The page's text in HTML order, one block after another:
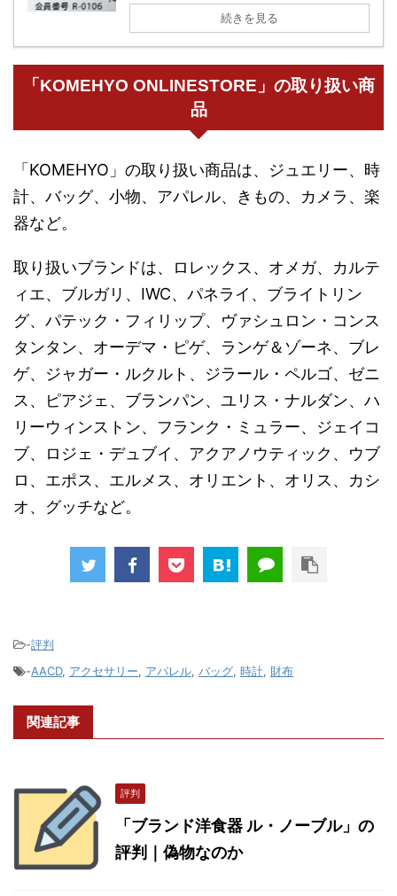
続きを見る
「KOMEHYO ONLINESTORE」の取り扱い商
品
「KOMEHYO」の取り扱い商品は、ジュエリー、時
計、バッグ、小物、アパレル、きもの、カメラ、楽
器など。
取り扱いブランドは、ロレックス、オメガ、カルテ
ィエ、ブルガリ、IWC、パネライ、ブライトリン
グ、パテック・フィリップ、ヴァシュロン・コンス
タンタン、オーデマ・ピゲ、ランゲ＆ゾーネ、ブレ
ゲ、ジャガー・ルクルト、ジラール・ペルゴ、ゼニ
ス、ピアジェ、ブランパン、ユリス・ナルダン、ハ
リーウィンストン、フランク・ミュラー、ジェイコ
ブ、ロジェ・デュブイ、アクアノウティック、ウブ
ロ、エポス、エルメス、オリエント、オリス、カシ
オ、グッチなど。
-評判
-AACD, アクセサリー, アパレル, バッグ, 時計, 財布
関連記事
評判
「ブランド洋食器 ル・ノーブル」の
評判｜偽物なのか